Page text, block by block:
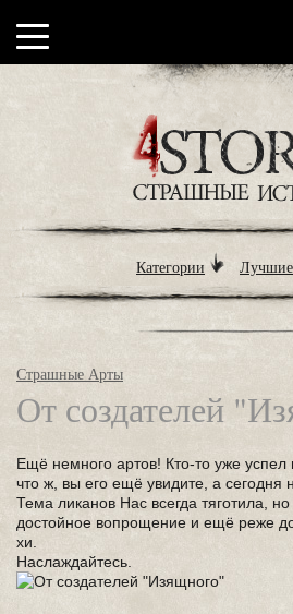
Категории
Страшные Арты
От создателей
Ещё немного артов! Кто-то уже успел
что ж, вы его ещё увидите, а сегодня
Тема ликанов Нас всегда тяготила,
достойное вопрощение и ещё реже
хи.
Наслаждайтесь.